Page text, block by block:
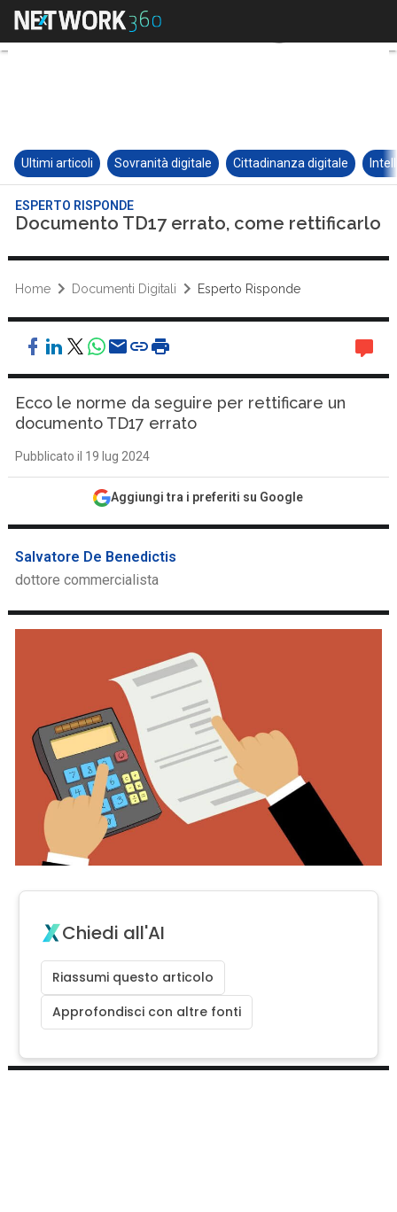
Ultimi articoli Sovranità digitale Cittadinanza digitale
ESPERTO RISPONDE
Documento TD17 errato, come rettificarlo
Home Documenti Digitali Esperto Risponde
Ecco le norme da seguire per rettificare un
documento TD17 errato
Pubblicato il 19 lug 2024
Aggiungi tra i preferiti su Google
Salvatore De Benedictis
dottore commercialista
Chiedi all'AI
Riassumi questo articolo
Approfondisci con altre fonti